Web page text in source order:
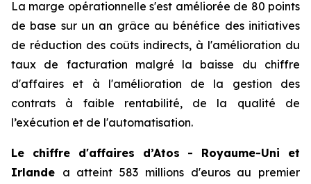
La marge opérationnelle s'est améliorée de 80 points
de base sur un an grâce au bénéfice des initiatives
de réduction des coûts indirects, à l'amélioration du
taux de facturation malgré la baisse du chiffre
d'affaires et à l'amélioration de la gestion des
contrats à faible rentabilité, de la qualité de
l’exécution et de l'automatisation.
Le chiffre d'affaires d’Atos - Royaume-Uni et
Irlande a atteint 583 millions d'euros au premier